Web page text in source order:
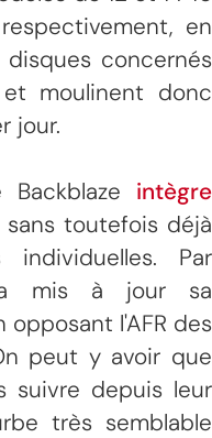
en
concernés
moulinent donc
jour.
intègre
sans toutefois déjà
Par
a mis à jour sa
l'AFR des
peut y avoir que
suivre depuis leur
très semblable